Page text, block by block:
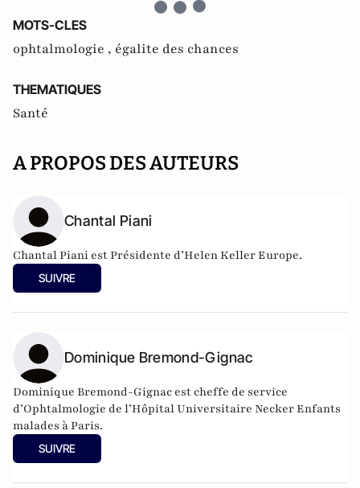
MOTS-CLES
ophtalmologie , égalite des chances
THEMATIQUES
Santé
A PROPOS DES AUTEURS
Chantal Piani
Chantal Piani est Présidente d’Helen Keller Europe.
SUIVRE
Dominique Bremond-Gignac
Dominique Bremond-Gignac est cheffe de service
d’Ophtalmologie de l’Hôpital Universitaire Necker Enfants
malades à Paris.
SUIVRE